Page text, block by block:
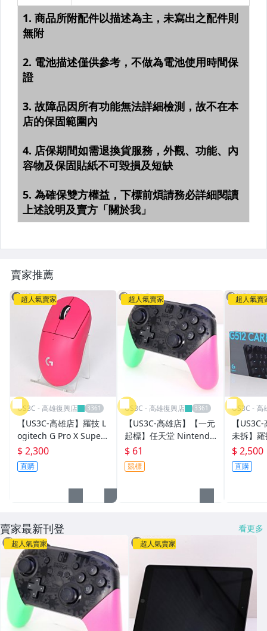
賣家推薦
超人氣賣家
US3C - 高雄復興店
【US3C-高雄店】羅技 L
ogitech G Pro X Superli
ght 2 MR0097 無線輕量
化遊戲滑鼠 桃紅 LIGHTF
ORCE 複合按鍵軸
$ 2,300
直購
超人氣賣家
US3C - 高雄復興店
【US3C-高雄店】【一元
起標】任天堂 Nintendo
Switch Pro HAC-013 漆
彈大作戰2 專業控制器
動作感應器 HD震動
$ 61
競標
超人氣賣
US3C - 高
【
未拆】
12
U0034
線鍵盤
$ 2,500
直購
賣家最新刊登 看更多
超人氣賣家 超人氣賣家